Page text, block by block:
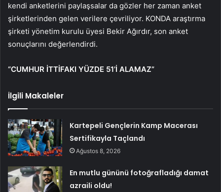
kendi anketlerini paylaşsalar da gözler her zaman anket
şirketlerinden gelen verilere çevriliyor. KONDA araştırma
şirketi yönetim kurulu üyesi Bekir Ağırdır, son anket
sonuçlarını değerlendirdi.
“CUMHUR İTTİFAKI YÜZDE 51’İ ALAMAZ”
İlgili Makaleler
Kartepeli Gençlerin Kamp Macerası
Sertifikayla Taçlandı
Ağustos 8, 2026
En mutlu gününü fotoğrafladığı damat
azraili oldu!